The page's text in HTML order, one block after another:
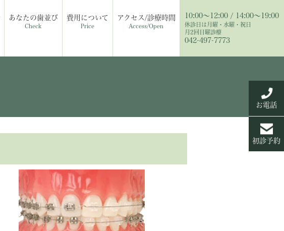
あなたの歯並び
Check
費用について
Price
アクセス/診療時間
Access/Open
10:00〜12:00 / 14:00〜19:00
休診日は月曜・水曜・祝日
月2回日曜診療
042-497-7773
お電話
初診予約